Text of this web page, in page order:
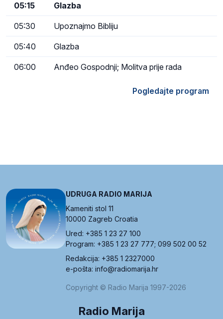
05:15 Glazba
05:30 Upoznajmo Bibliju
05:40 Glazba
06:00 Anđeo Gospodnji; Molitva prije rada
Pogledajte program
UDRUGA RADIO MARIJA
Kameniti stol 11
10000 Zagreb Croatia
Ured: +385 1 23 27 100
Program: +385 1 23 27 777; 099 502 00 52
Redakcija: +385 1 2327000
e-pošta: info@radiomarija.hr
Copyright © Radio Marija 1997-2026
Radio Marija